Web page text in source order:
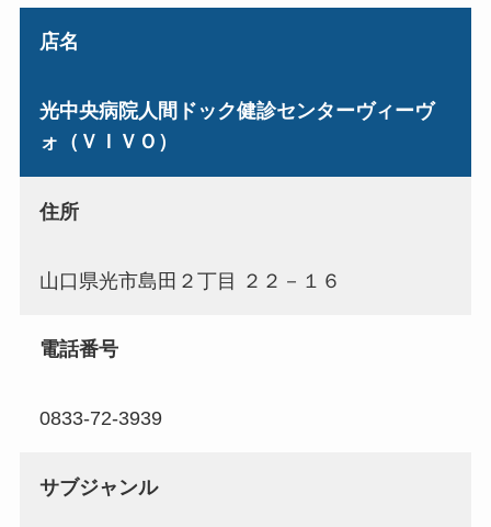
店名
光中央病院人間ドック健診センターヴィーヴ
ォ（ＶＩＶＯ）
住所
山口県光市島田２丁目 ２２－１６
電話番号
0833-72-3939
サブジャンル